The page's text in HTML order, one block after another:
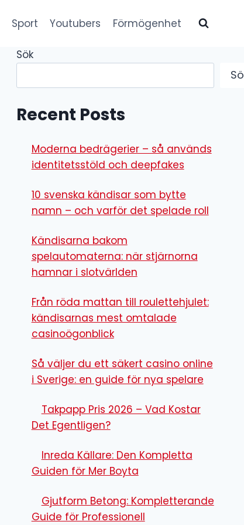
Sport Youtubers Förmögenhet
Sök
Recent Posts
Moderna bedrägerier – så används
identitetsstöld och deepfakes
10 svenska kändisar som bytte
namn – och varför det spelade roll
Kändisarna bakom
spelautomaterna: när stjärnorna
hamnar i slotvärlden
Från röda mattan till roulettehjulet:
kändisarnas mest omtalade
casinoögonblick
Så väljer du ett säkert casino online
i Sverige: en guide för nya spelare
Takpapp Pris 2026 – Vad Kostar
Det Egentligen?
Inreda Källare: Den Kompletta
Guiden för Mer Boyta
Gjutform Betong: Kompletterande
Guide för Professionell